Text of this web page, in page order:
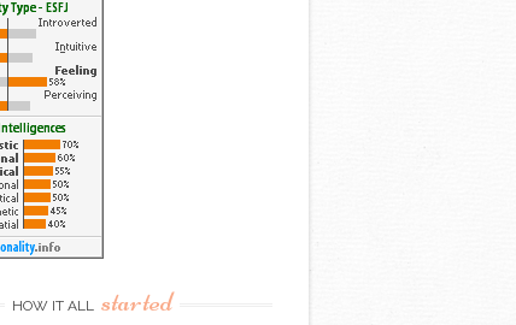
HOW IT ALL started